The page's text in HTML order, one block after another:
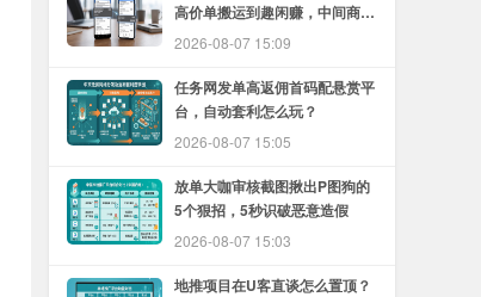
高价单搬运到趣闲赚，中间商怎
么赚
2026-08-07 15:09
任务网发单高返佣首码配悬赏平
台，自动套利怎么玩？
2026-08-07 15:05
放单大咖审核截图揪出P图狗的
5个狠招，5秒识破恶意造假
2026-08-07 15:03
地推项目在U客直谈怎么置顶？